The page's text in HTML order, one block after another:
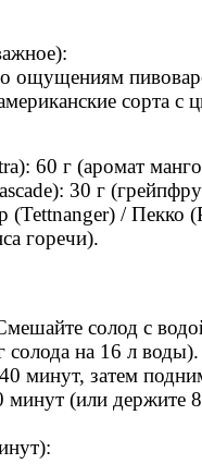
ощущениям
сорта с
60 г (аромат
30 г
(Tettnanger) / Пекко
горечи).
солод с
солода на 16 л
минут, затем
минут (или держите